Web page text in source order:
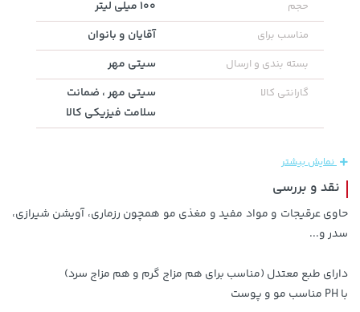
100,000 تومان
120,000
40,380,000 تومان
2,729,000 تومان
حجم 100 میلی لیتر
مناسب برای آقایان و بانوان
بسته بندی و ارسال سیتی مهر
گارانتی کالا
سیتی مهر ، ضمانت
سلامت فیزیکی کالا
نمایش بیشتر
نقد و بررسی
حاوی عرقیجات و مواد مفید و مغذی مو همچون رزماری، آویشن شیرازی،
سدر و...
دارای طبع معتدل (مناسب برای هم مزاج گرم و هم مزاج سرد)
با PH مناسب مو و پوست